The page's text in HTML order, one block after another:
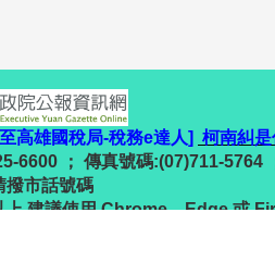
高雄國稅局-稅務e達人] 柯南糾是
6600 ； 傳真號碼:(07)711-5764
撥市話號碼
建議使用 Chrome、Edge 或